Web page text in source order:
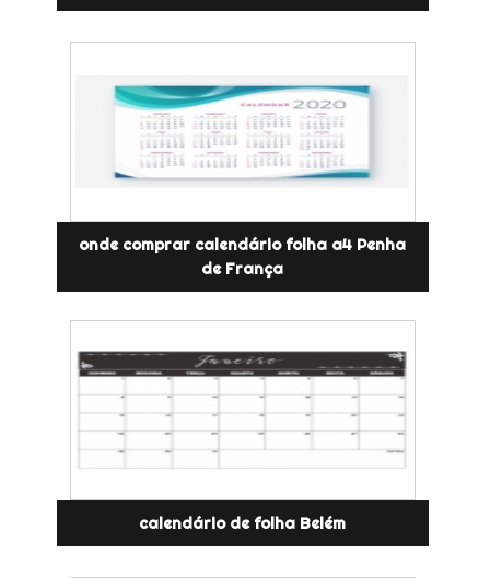
onde comprar calendário folha a4 Penha
de França
calendário de folha Belém